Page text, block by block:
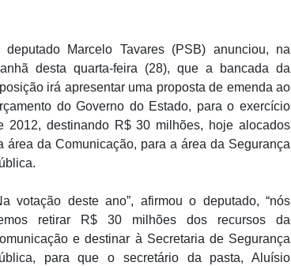
deputado Marcelo Tavares (PSB) anunciou, na
desta quarta-feira (28), que a bancada da
irá apresentar uma proposta de emenda ao
do Governo do Estado, para o exercício
2012, destinando R$ 30 milhões, hoje alocados
área da Comunicação, para a área da Segurança
votação deste ano”, afirmou o deputado, “nós
retirar R$ 30 milhões dos recursos da
e destinar à Secretaria de Segurança
para que o secretário da pasta, Aluísio